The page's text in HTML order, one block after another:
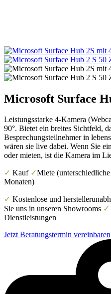
Microsoft Surface
Leistungsstarke 4-Kamera
90°. Bietet ein breites Sichtfeld,
Besprechungsteilnehmer in
wären sie live dabei. Wenn Sie
oder mieten, ist die Kamera im
✓ Kauf ✓Miete
Monaten)
✓ Kostenlose und
Sie uns in unseren Showrooms ✓
Dienstleistungen
Jetzt Beratungstermin vereinbaren